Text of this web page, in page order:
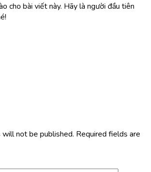
cho bài viết này. Hãy là người đầu tiên
will not be published. Required fields are